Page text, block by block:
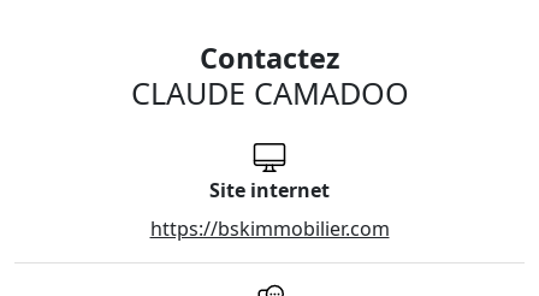
Contactez
CLAUDE CAMADOO
Site internet
https://bskimmobilier.com